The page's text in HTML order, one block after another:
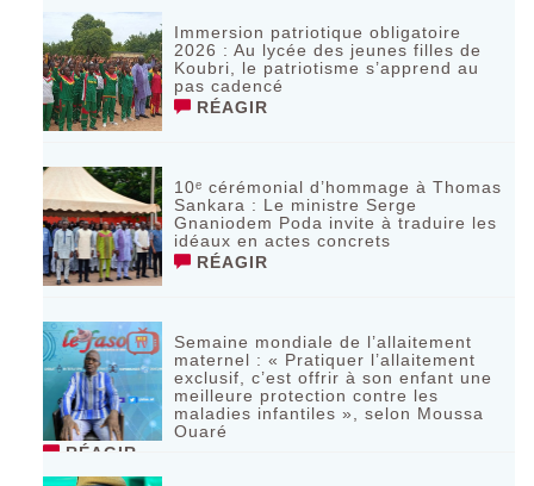
Immersion patriotique obligatoire
2026 : Au lycée des jeunes filles de
Koubri, le patriotisme s’apprend au
pas cadencé
RÉAGIR
10ᵉ cérémonial d’hommage à Thomas
Sankara : Le ministre Serge
Gnaniodem Poda invite à traduire les
idéaux en actes concrets
RÉAGIR
Semaine mondiale de l’allaitement
maternel : « Pratiquer l’allaitement
exclusif, c’est offrir à son enfant une
meilleure protection contre les
maladies infantiles », selon Moussa
Ouaré
RÉAGIR